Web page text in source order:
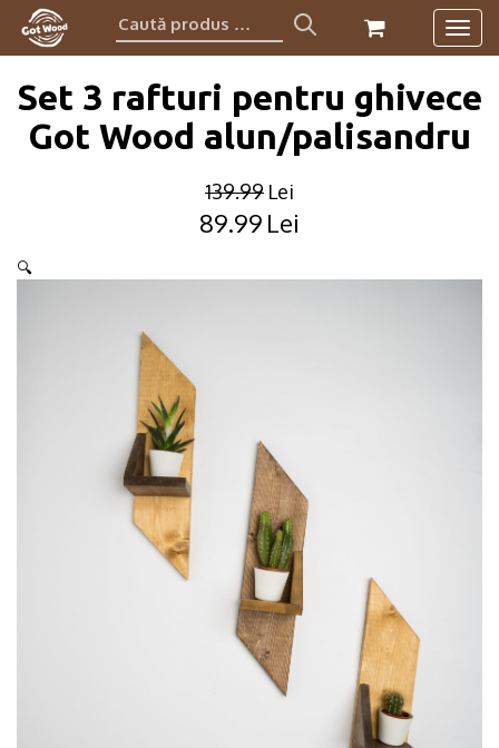
Caută
produs:
Set 3 rafturi pentru ghivece
Got Wood alun/palisandru
139.99 Lei
Original
was:
89.99 Lei
Current
is:
🔍